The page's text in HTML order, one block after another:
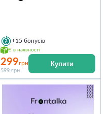
+15 бонусів
Є в наявності
299грн
599 грн
Купити